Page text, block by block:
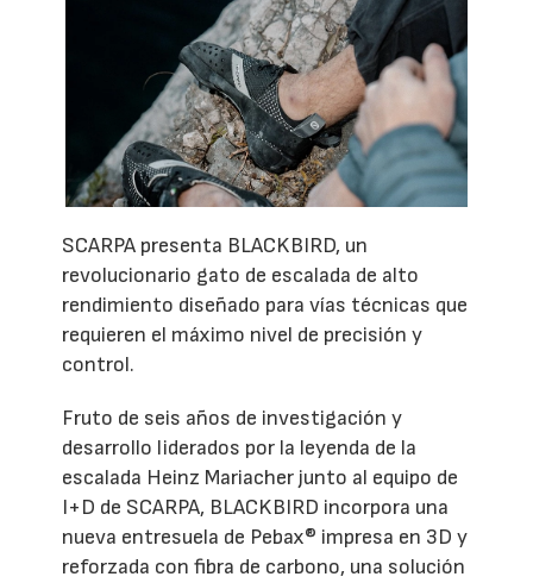
SCARPA presenta BLACKBIRD, un
revolucionario gato de escalada de alto
rendimiento diseñado para vías técnicas que
requieren el máximo nivel de precisión y
control.
Fruto de seis años de investigación y
desarrollo liderados por la leyenda de la
escalada Heinz Mariacher junto al equipo de
I+D de SCARPA, BLACKBIRD incorpora una
nueva entresuela de Pebax® impresa en 3D y
reforzada con fibra de carbono, una solución